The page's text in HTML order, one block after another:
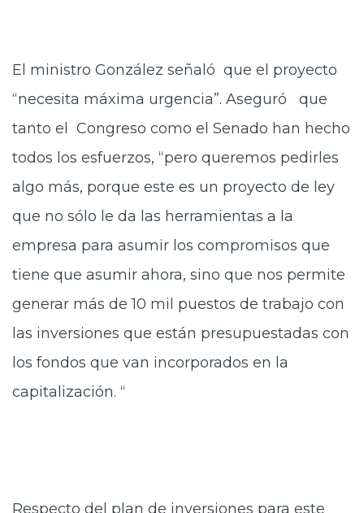
El ministro González señaló que el proyecto
“necesita máxima urgencia”. Aseguró que
tanto el Congreso como el Senado han hecho
todos los esfuerzos, “pero queremos pedirles
algo más, porque este es un proyecto de ley
que no sólo le da las herramientas a la
empresa para asumir los compromisos que
tiene que asumir ahora, sino que nos permite
generar más de 10 mil puestos de trabajo con
las inversiones que están presupuestadas con
los fondos que van incorporados en la
capitalización. “
Respecto del plan de inversiones para este